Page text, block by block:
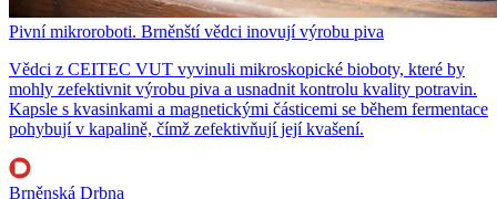
Pivní mikroroboti. Brněnští vědci inovují výrobu piva
Vědci z CEITEC VUT vyvinuli mikroskopické bioboty, které by
mohly zefektivnit výrobu piva a usnadnit kontrolu kvality potravin.
Kapsle s kvasinkami a magnetickými částicemi se během fermentace
pohybují v kapalině, čímž zefektivňují její kvašení.
Brněnská Drbna